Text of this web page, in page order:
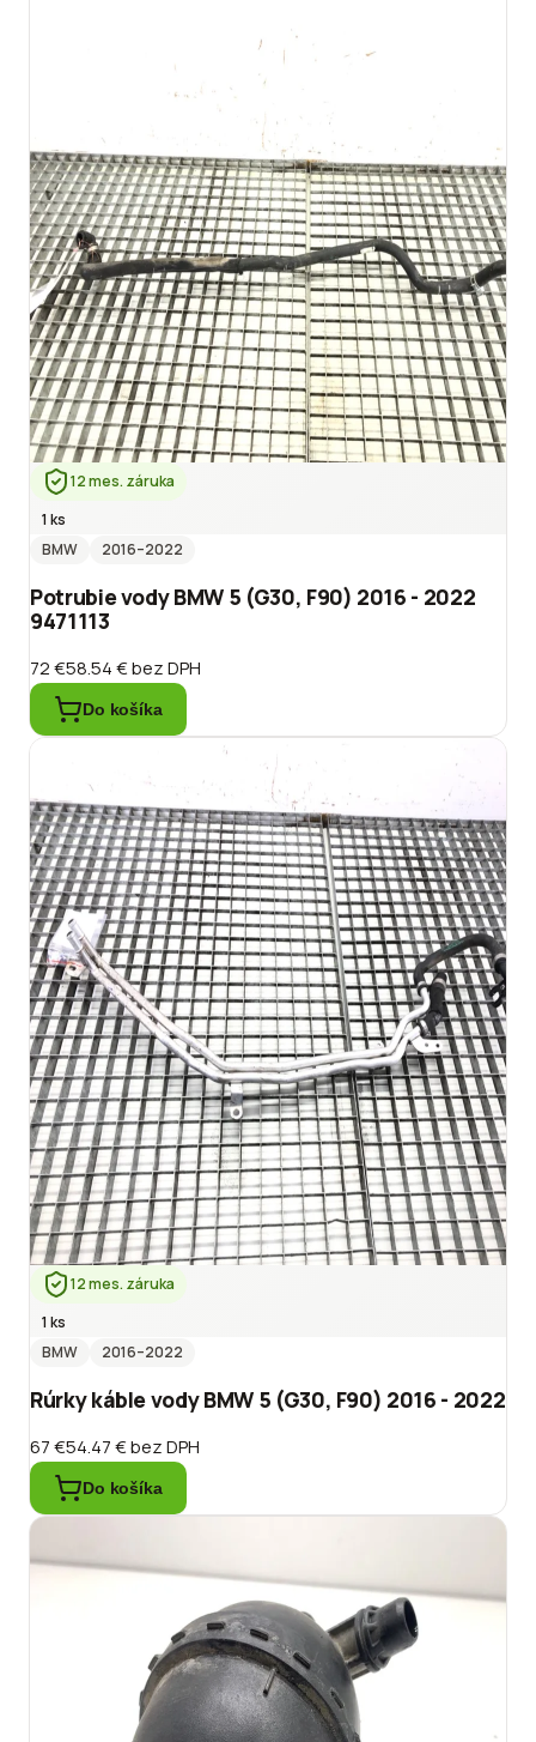
12 mes. záruka
1 ks
BMW
2016–2022
Potrubie vody BMW 5 (G30, F90) 2016 - 2022
9471113
72 €58.54 €bez DPH
Do košíka
12 mes. záruka
1 ks
BMW
2016–2022
Rúrky káble vody BMW 5 (G30, F90) 2016 - 2022
67 €54.47 €bez DPH
Do košíka